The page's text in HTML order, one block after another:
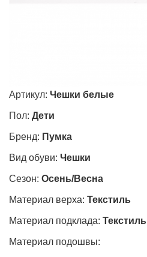
Артикул: Чешки белые
Пол: Дети
Бренд: Пумка
Вид обуви: Чешки
Сезон: Осень/Весна
Материал верха: Текстиль
Материал подклада: Текстиль
Материал подошвы: